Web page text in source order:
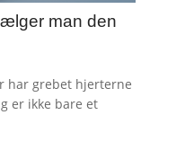
man den
har grebet hjerterne
er ikke bare et